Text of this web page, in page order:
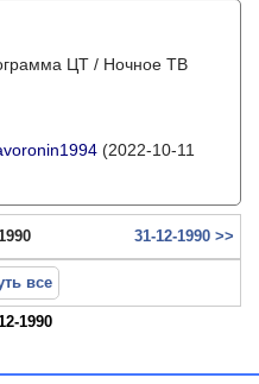
ЦТ / Ночное ТВ
(2022-10-11
31-12-1990 >>
все
1990